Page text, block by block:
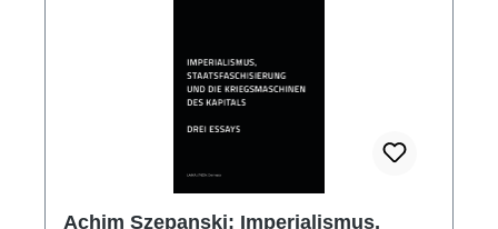
Achim Szepanski: Imperialismus,